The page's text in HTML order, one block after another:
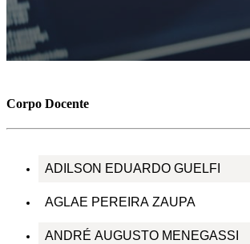
Corpo Docente
ADILSON EDUARDO GUELFI
AGLAE PEREIRA ZAUPA
ANDRÉ AUGUSTO MENEGASSI